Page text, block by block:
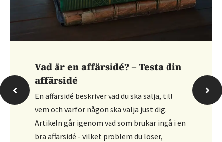
Hur bokför du personalfesten?
Artikeln går igenom hur du bokför en
personalfest och vilka konton som
vanligtvis används. Den förklarar att
kostnaden ofta bokförs som
personalrepresentation, där du kan dela upp